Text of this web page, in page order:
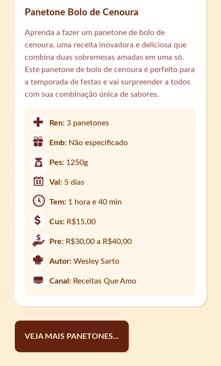
Panetone Bolo de Cenoura
Aprenda a fazer um panetone de bolo de
cenoura, uma receita inovadora e deliciosa que
combina duas sobremesas amadas em uma só.
Este panetone de bolo de cenoura é perfeito para
a temporada de festas e vai surpreender a todos
com sua combinação única de sabores.
Ren:3 panetones
Emb: Não especificado
Pes: 1250g
Val: 5 dias
Tem: 1 hora e 40 min
Cus: R$15,00
Pre: R$30,00 a R$40,00
Autor: Wesley Sarto
Canal: Receitas Que Amo
VEJA MAIS PANETONES...